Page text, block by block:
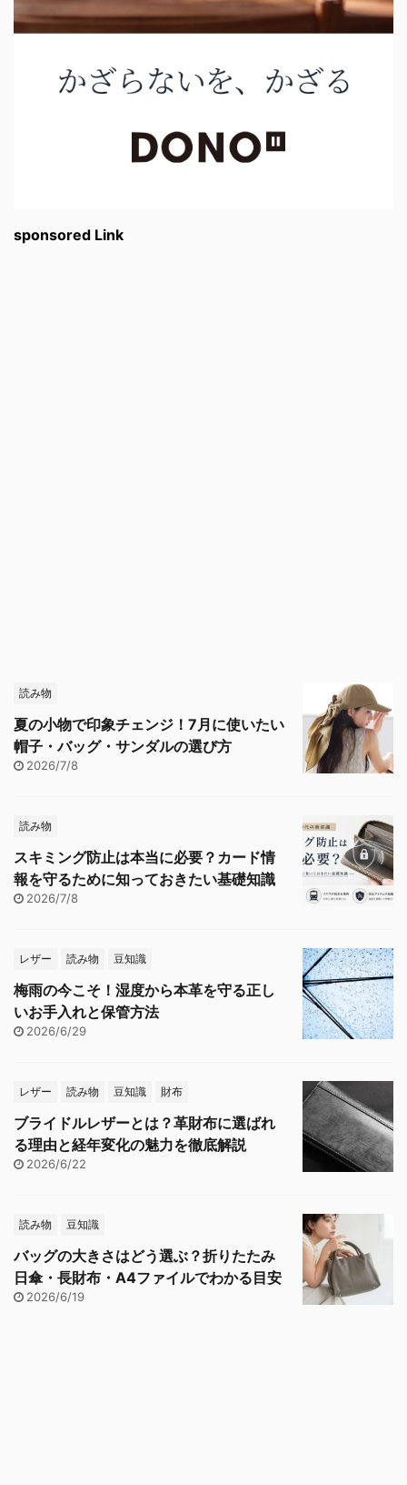
sponsored Link
読み物
夏の小物で印象チェンジ！7月に使いたい
帽子・バッグ・サンダルの選び方
2026/7/8
読み物
スキミング防止は本当に必要？カード情
報を守るために知っておきたい基礎知識
2026/7/8
レザー 読み物 豆知識
梅雨の今こそ！湿度から本革を守る正し
いお手入れと保管方法
2026/6/29
レザー 読み物 豆知識 財布
ブライドルレザーとは？革財布に選ばれ
る理由と経年変化の魅力を徹底解説
2026/6/22
読み物 豆知識
バッグの大きさはどう選ぶ？折りたたみ
日傘・長財布・A4ファイルでわかる目安
2026/6/19